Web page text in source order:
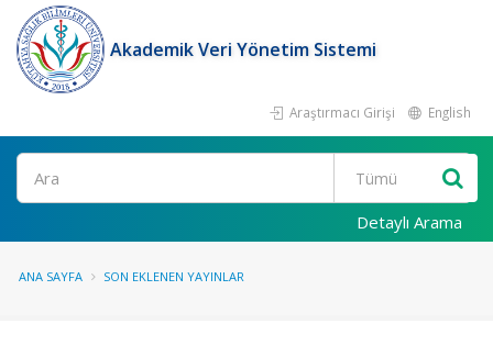
Akademik Veri Yönetim Sistemi
Araştırmacı Girişi English
Ara
Detaylı Arama
ANA SAYFA SON EKLENEN YAYINLAR